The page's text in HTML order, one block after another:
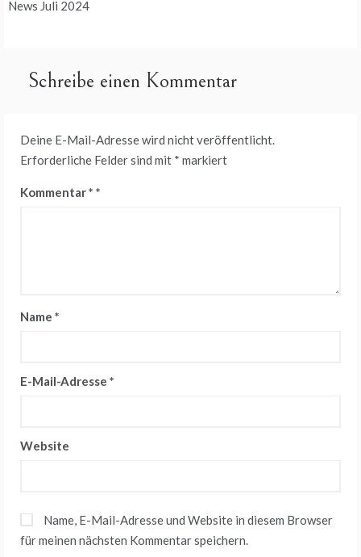
News Juli 2024
Schreibe einen Kommentar
Deine E-Mail-Adresse wird nicht veröffentlicht.
Erforderliche Felder sind mit * markiert
Kommentar*
Name *
E-Mail-Adresse *
Website
Name, E-Mail-Adresse und Website in diesem Browser
für meinen nächsten Kommentar speichern.